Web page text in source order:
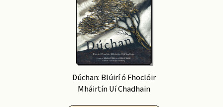
Dúchan: Blúirí ó Fhoclóir
Mháirtín Uí Chadhain